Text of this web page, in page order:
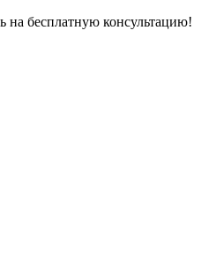
на бесплатную консультацию!